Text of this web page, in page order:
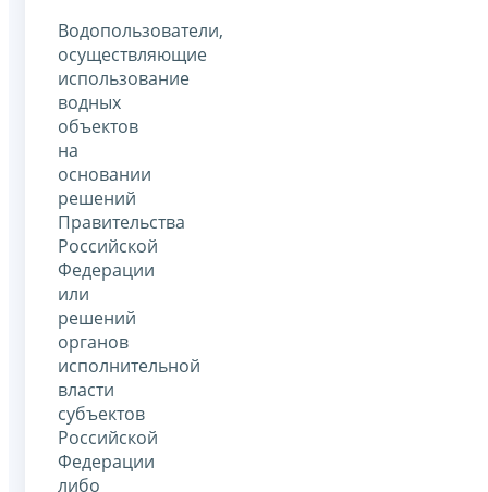
Водопользователи,
осуществляющие
использование
водных
объектов
на
основании
решений
Правительства
Российской
Федерации
или
решений
органов
исполнительной
власти
субъектов
Российской
Федерации
либо